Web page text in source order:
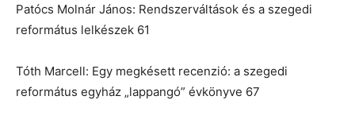
Patócs Molnár János: Rendszerváltások és a szegedi
református lelkészek 61
Tóth Marcell: Egy megkésett recenzió: a szegedi
református egyház „lappangó” évkönyve 67